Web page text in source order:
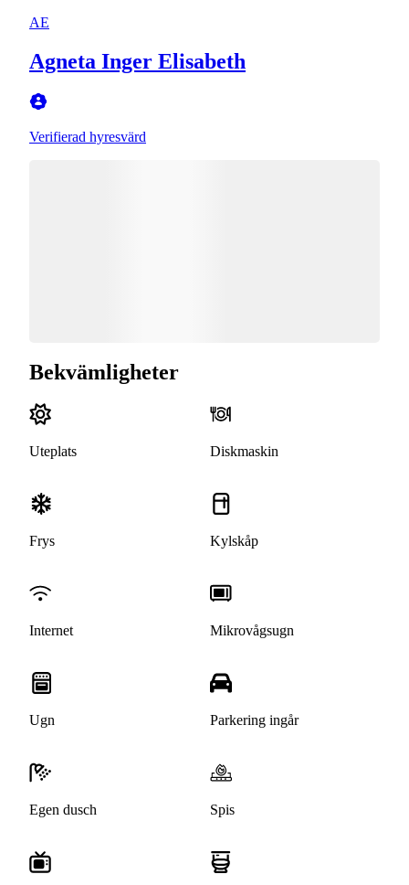
AE
Agneta Inger Elisabeth
Verifierad hyresvärd
Bekvämligheter
Uteplats Diskmaskin
Frys Kylskåp
Internet Mikrovågsugn
Ugn Parkering ingår
Egen dusch Spis